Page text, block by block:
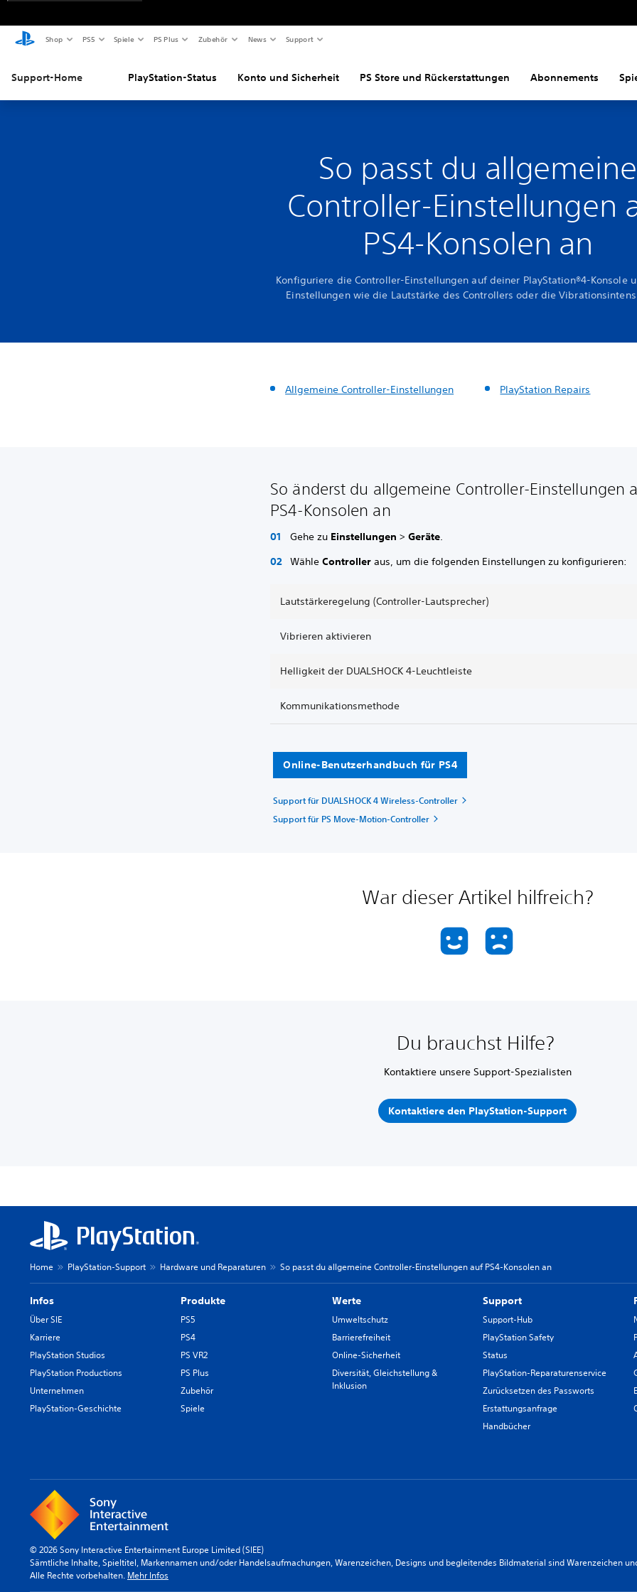
Shop PS5 Spiele PS Plus Zubehör News Support
Support-Home PlayStation-Status Konto und Sicherheit PS Store und Rückerstattungen Abonnements
So passt du allgemeine
Controller-Einstellungen
PS4-Konsolen an
Konfiguriere die Controller-Einstellungen auf deiner PlayStation®4-Konsole
Einstellungen wie die Lautstärke des Controllers oder die
Allgemeine Controller-Einstellungen PlayStation Repairs
So änderst du allgemeine Controller-Einstellungen
PS4-Konsolen an
Gehe zu Einstellungen >Geräte.
WähleController aus, um die folgenden Einstellungen zu konfigurieren:
Lautstärkeregelung (Controller-Lautsprecher)
Vibrieren aktivieren
Helligkeit der DUALSHOCK 4-Leuchtleiste
Kommunikationsmethode
Online-Benutzerhandbuch für PS4
Support für DUALSHOCK 4 Wireless-Controller
Support für PS Move-Motion-Controller
War dieser Artikel hilfreich?
Du brauchst Hilfe?
Kontaktiere unsere Support-Spezialisten
Kontaktiere den PlayStation-Support
Home PlayStation-Support Hardware und Reparaturen So passt du allgemeine Controller-Einstellungen auf PS4-Konsolen an
Infos
Über SIE
Karriere
PlayStation Studios
PlayStation Productions
Unternehmen
PlayStation-Geschichte
Produkte
PS5
PS4
PS VR2
PS Plus
Zubehör
Spiele
Werte
Umweltschutz
Barrierefreiheit
Online-Sicherheit
Diversität, Gleichstellung &
Inklusion
Support
Support-Hub
PlayStation Safety
Status
PlayStation-Reparaturenservice
Zurücksetzen des Passworts
Erstattungsanfrage
Handbücher
© 2026 Sony Interactive Entertainment Europe Limited (SIEE)
Sämtliche Inhalte, Spieltitel, Markennamen und/oder Handelsaufmachungen, Warenzeichen, Designs und begleitendes Bildmaterial sind Warenzeichen
Alle Rechte vorbehalten. Mehr Infos